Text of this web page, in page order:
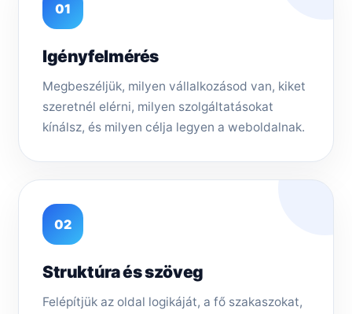
01
Igényfelmérés
Megbeszéljük, milyen vállalkozásod van, kiket
szeretnél elérni, milyen szolgáltatásokat
kínálsz, és milyen célja legyen a weboldalnak.
02
Struktúra és szöveg
Felépítjük az oldal logikáját, a fő szakaszokat,